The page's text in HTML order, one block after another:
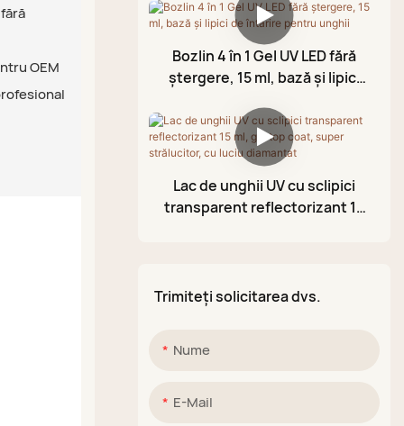
OEM
Strat de acoperire fără
ștergere
Ulei pentru cuticule
Gel din folie
Gel de modelare 3D
Oja cu gel craclă
Stilou cu vopsea acrilică
Paletă de noroi
strălucitor
culori
Bozlin 4 în 1 Gel UV LED fără
ștergere, 15 ml, bază și lipici
Lac de unghii UV cu sclipici
transparent reflectorizant 15
Trimiteți solicitarea dvs.
Nume
E-Mail